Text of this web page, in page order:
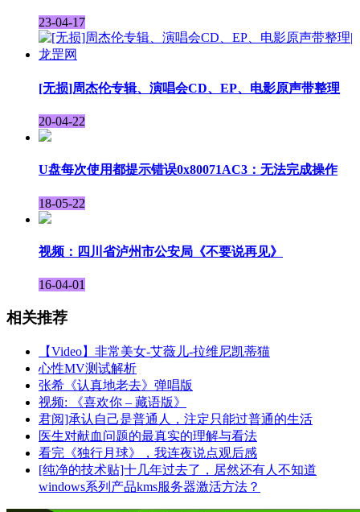
23-04-17
[无损]周杰伦专辑、演唱会CD、EP、电影原声带整理
20-04-22
U盘每次使用都提示错误0x80071AC3：无法完成操作
18-05-22
视频：四川省泸州市公安局《不要说再见》
16-04-01
相关推荐
【Video】非常美女-艾薇儿-拉维尼凯蒂猫
心性MV测试解析
张希《认真地老去》弹唱版
视频: 《喜欢你 – 藏语版》
君阅]承认自己是普通人，注定只能过普通的生活
医生对献血问题的最真实的理解与看法
看完《独行月球》，我连夜说点观后感
[纯净的技术贴]十几年过去了，居然还有人不知道
windows系列产品kms服务器激活方法？